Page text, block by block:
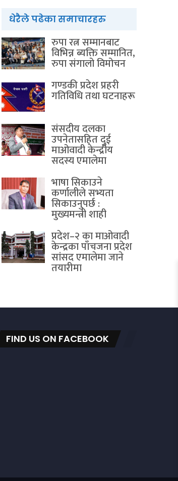
धेरैले पढेका समाचारहरु
रुपा रत्न सम्मानबाट
विभिन्न ब्यक्ति सम्मानित,
रुपा संगालो विमोचन
गण्डकी प्रदेश प्रहरी
गतिविधि तथा घटनाहरू
संसदीय दलका
उपनेतासहित दुई
माओवादी केन्द्रीय
सदस्य एमालेमा
भाषा सिकाउने
कर्णालीले सभ्यता
सिकाउनुपर्छ :
मुख्यमन्त्री शाही
प्रदेश–२ का माओवादी
केन्द्रका पाँचजना प्रदेश
सांसद एमालेमा जाने
तयारीमा
FIND US ON FACEBOOK